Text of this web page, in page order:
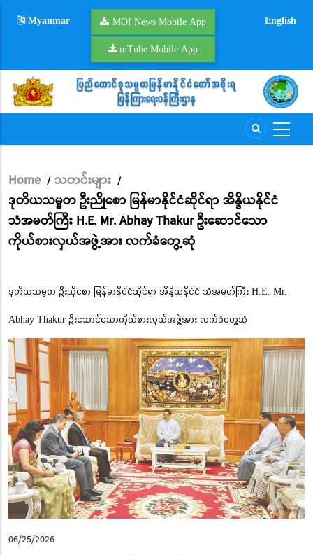
Myanmar MOI News Mobile App
mTube Mobile App
English
Breadcrumb
Home / သတင်းများ /
ဒုတိယသမ္မတ ဦးညိုစော မြန်မာနိုင်ငံဆိုင်ရာ အိန္ဒိယနိုင်ငံ
သံအမတ်ကြီး H.E. Mr. Abhay Thakur ဦးဆောင်သော
ကိုယ်စားလှယ်အဖွဲ့အား လက်ခံတွေ့ဆုံ
ဒုတိယသမ္မတ ဦးညိုစော မြန်မာနိုင်ငံဆိုင်ရာ အိန္ဒိယနိုင်ငံ သံအမတ်ကြီး H.E. Mr.
Abhay Thakur ဦးဆောင်သောကိုယ်စားလှယ်အဖွဲ့အား လက်ခံတွေ့ဆုံ
06/25/2026